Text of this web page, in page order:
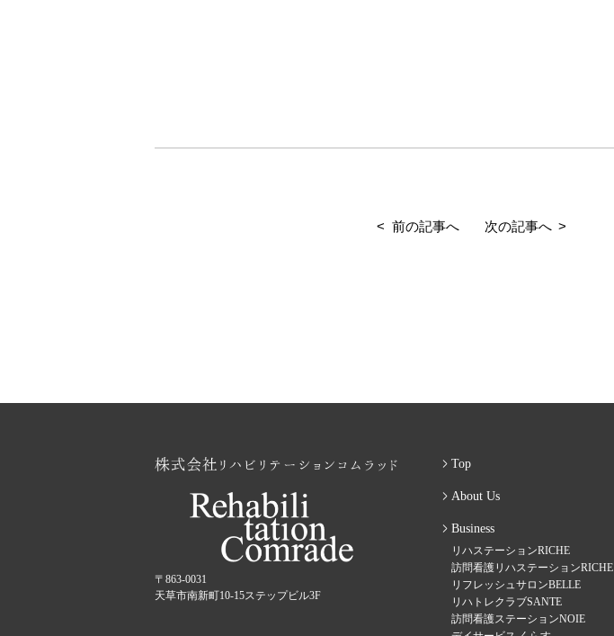
前の記事へ 次の記事へ
〒863-0031
天草市南新町10-15ステップビル3F
Top
About Us
Business
リハステーションRICHE
訪問看護リハステーションRICHE
リフレッシュサロンBELLE
リハトレクラブSANTE
訪問看護ステーションNOIE